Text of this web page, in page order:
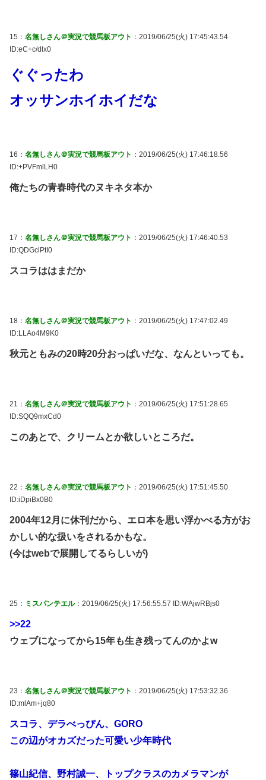
15： 名無しさん＠実況で競馬板アウト ：2019/06/25(火) 17:45:43.54
ID:eC+c/dlx0
ぐぐったわ
オッサンホイホイだな
16： 名無しさん＠実況で競馬板アウト ：2019/06/25(火) 17:46:18.56
ID:+PVFmlLH0
俺たちの青春時代のヌキネタ本か
17： 名無しさん＠実況で競馬板アウト ：2019/06/25(火) 17:46:40.53
ID:QDGclPtI0
スコラははまだか
18： 名無しさん＠実況で競馬板アウト ：2019/06/25(火) 17:47:02.49
ID:LLAo4M9K0
秋元ともみの20時20分おっぱいだな、なんといっても。
21： 名無しさん＠実況で競馬板アウト ：2019/06/25(火) 17:51:28.65
ID:SQQ9mxCd0
このあとで、クリームとか欲しいところだ。
22： 名無しさん＠実況で競馬板アウト ：2019/06/25(火) 17:51:45.50
ID:iDpiBx0B0
2004年12月に休刊だから、エロ本を思い浮かべる方がお
かしい的な扱いをされるかもな。
(今はwebで展開してるらしいが)
25： ミスパンテエル：2019/06/25(火) 17:56:55.57 ID:WAjwRBjs0
>>22
ウェブになってから15年も生き残ってんのかよw
23： 名無しさん＠実況で競馬板アウト ：2019/06/25(火) 17:53:32.36
ID:mlAm+jq80
スコラ、デラべっぴん、GORO
この辺がオカズだった可愛い少年時代
篠山紀信、野村誠一、トップクラスのカメラマンが